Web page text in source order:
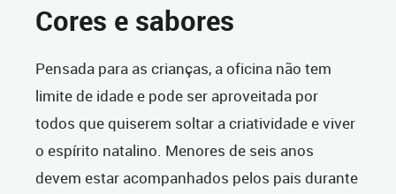
Cores e sabores
Pensada para as crianças, a oficina não tem
limite de idade e pode ser aproveitada por
todos que quiserem soltar a criatividade e viver
o espírito natalino. Menores de seis anos
devem estar acompanhados pelos pais durante